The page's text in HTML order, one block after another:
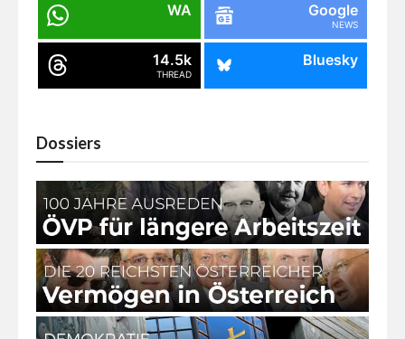
WA Google
NEWS
14.5k
THREAD
Bluesky
Dossiers